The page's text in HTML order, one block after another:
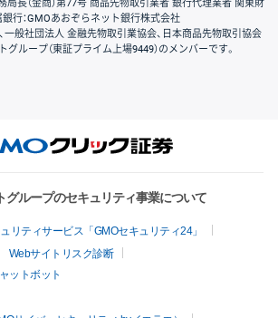
長（金商）第77号 商品先物取引業者 銀行代理業者 関東財
銀行：GMOあおぞらネット銀行株式会社
一般社団法人 金融先物取引業協会、日本商品先物取引協会
ループ（東証プライム上場9449）のメンバーです。
グループのセキュリティ事業について
リティサービス「GMOセキュリティ24」
Webサイトリスク診断
ットボット